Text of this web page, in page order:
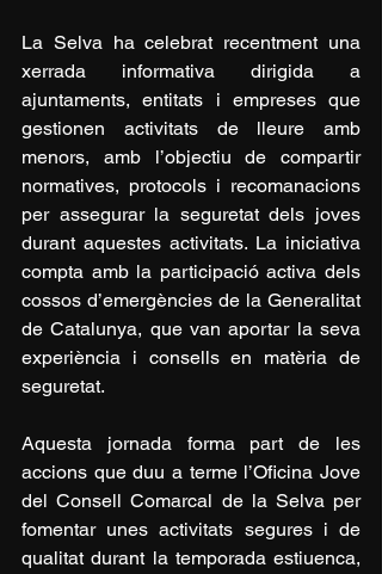
La Selva ha celebrat recentment una
xerrada informativa dirigida a
ajuntaments, entitats i empreses que
gestionen activitats de lleure amb
menors, amb l’objectiu de compartir
normatives, protocols i recomanacions
per assegurar la seguretat dels joves
durant aquestes activitats. La iniciativa
compta amb la participació activa dels
cossos d’emergències de la Generalitat
de Catalunya, que van aportar la seva
experiència i consells en matèria de
seguretat.
Aquesta jornada forma part de les
accions que duu a terme l’Oficina Jove
del Consell Comarcal de la Selva per
fomentar unes activitats segures i de
qualitat durant la temporada estiuenca,